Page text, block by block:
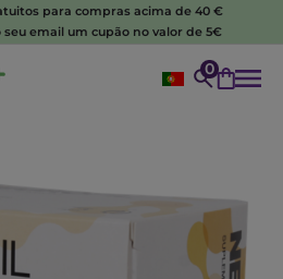
para compras acima de 40 €
seu email um cupão no valor de 5€
0